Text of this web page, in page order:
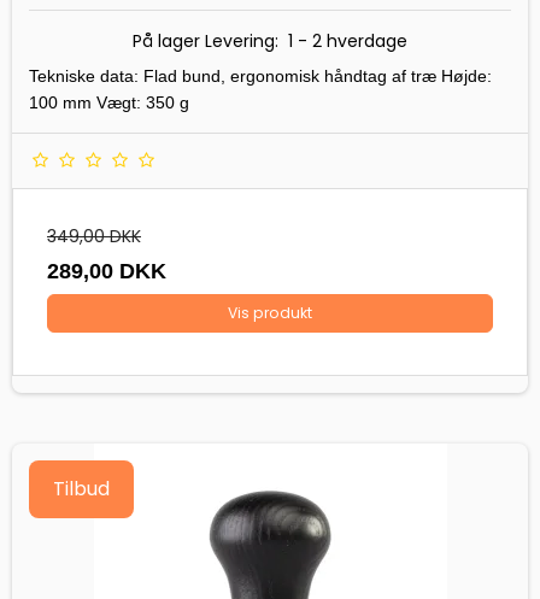
På lager Levering: 1 - 2 hverdage
Tekniske data: Flad bund, ergonomisk håndtag af træ Højde:
100 mm Vægt: 350 g
349,00 DKK
289,00 DKK
Vis produkt
Tilbud